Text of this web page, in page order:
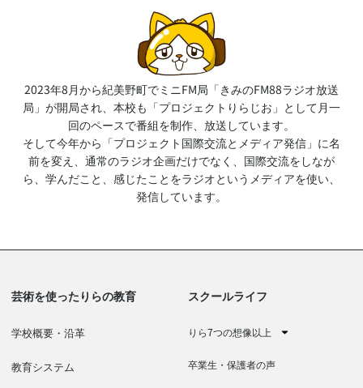
2023年8月から紀美野町でミニFM局「きみのFM88ラジオ放送
局」が開局され、本校も「プロジェクトりらじお」として月一
回のペースで番組を制作、放送しています。
そして今年から「プロジェクト国際交流とメディア発信」に名
前を変え、通常のラジオ企画だけでなく、国際交流をしなが
ら、学んだこと、感じたことをラジオというメディアを使い、
発信しています。
芸術を使ったりらの教育
学校概要・沿革
教育システム
スクールライフ
りら7つの想像以上
卒業生・保護者の声